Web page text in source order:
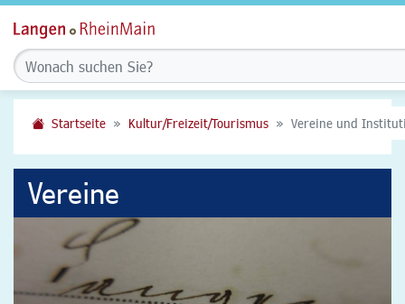
Startseite Kultur/Freizeit/Tourismus Vereine und
Vereine